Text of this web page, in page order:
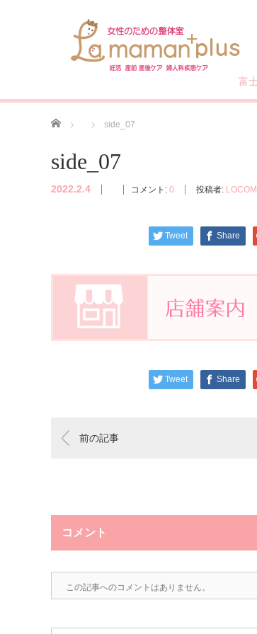
富
ホーム side_07
side_07
2022.2.4 コメント: 0 投稿者:
Tweet Share
Tweet Share
前の記事
コメント
この記事へのコメントはありません。